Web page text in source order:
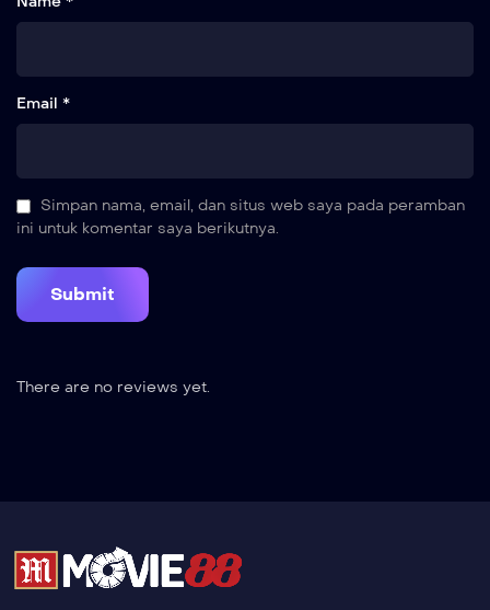
Email *
Simpan nama, email, dan situs web saya pada peramban
ini untuk komentar saya berikutnya.
There are no reviews yet.